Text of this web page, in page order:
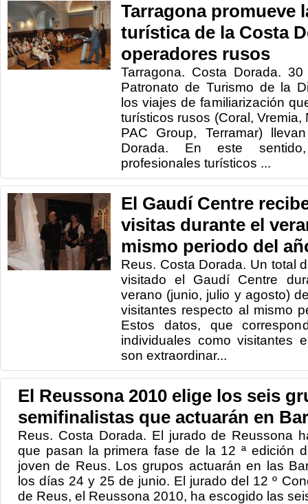
Tarragona promueve
turística de la Costa
operadores rusos
Tarragona. Costa Dorada.
Patronato de Turismo de la
los viajes de familiarización
turísticos rusos (Coral, Vremia,
PAC Group, Terramar)
Dorada. En este
profesionales turísticos ...
El Gaudí Centre
visitas durante el
mismo periodo del
Reus. Costa Dorada. Un total
visitado el Gaudí Centre
verano (junio, julio y agosto)
visitantes respecto al mismo
Estos datos, que
individuales como visitantes
son extraordinar...
El Reussona 2010 elige los seis
semifinalistas que actuarán en
Reus. Costa Dorada. El jurado de Reussona
que pasan la primera fase de la 12 ª edición
joven de Reus. Los grupos actuarán en las
los días 24 y 25 de junio. El jurado del 12 º
de Reus, el Reussona 2010, ha escogido las